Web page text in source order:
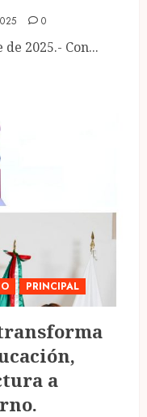
0
2025.- Con...
PRINCIPAL
a